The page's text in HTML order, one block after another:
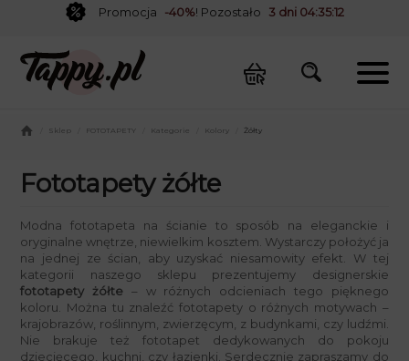
Promocja -40%! Pozostało 3 dni 04:35:12
Sklep FOTOTAPETY Kategorie Kolory Żółty
Fototapety żółte
Modna fototapeta na ścianie to sposób na eleganckie i
oryginalne wnętrze, niewielkim kosztem. Wystarczy położyć ja
na jednej ze ścian, aby uzyskać niesamowity efekt. W tej
kategorii naszego sklepu prezentujemy designerskie
fototapety żółte – w różnych odcieniach tego pięknego
koloru. Można tu znaleźć fototapety o różnych motywach –
krajobrazów, roślinnym, zwierzęcym, z budynkami, czy ludźmi.
Nie brakuje też fototapet dedykowanych do pokoju
dziecięcego, kuchni, czy łazienki. Serdecznie zapraszamy do